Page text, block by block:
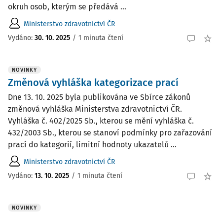
okruh osob, kterým se předává ...
Ministerstvo zdravotnictví ČR
Vydáno: 30. 10. 2025 / 1 minuta čtení
NOVINKY
Změnová vyhláška kategorizace prací
Dne 13. 10. 2025 byla publikována ve Sbírce zákonů
změnová vyhláška Ministerstva zdravotnictví ČR.
Vyhláška č. 402/2025 Sb., kterou se mění vyhláška č.
432/2003 Sb., kterou se stanoví podmínky pro zařazování
prací do kategorií, limitní hodnoty ukazatelů ...
Ministerstvo zdravotnictví ČR
Vydáno: 13. 10. 2025 / 1 minuta čtení
NOVINKY